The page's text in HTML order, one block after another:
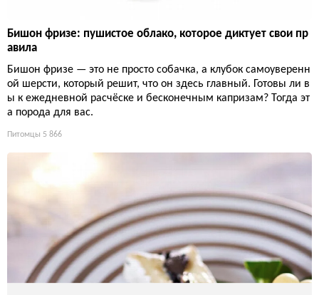
Бишон фризе: пушистое облако, которое диктует свои пр
авила
Бишон фризе — это не просто собачка, а клубок самоуверенн
ой шерсти, который решит, что он здесь главный. Готовы ли в
ы к ежедневной расчёске и бесконечным капризам? Тогда эт
а порода для вас.
Питомцы 5 866